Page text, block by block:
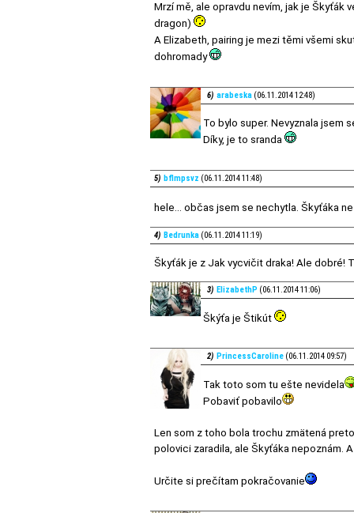
Mrzí mě, ale opravdu nevím, jak je Škyťák
dragon)
A Elizabeth, pairing je mezi těmi všemi
dohromady
6) arabeska (06.11.2014 12:48)
To bylo super. Nevyznala jsem
Díky, je to sranda
5) bflmpsvz (06.11.2014 11:48)
hele... občas jsem se nechytla. Škyťáka
4) Bedrunka (06.11.2014 11:19)
Škyťák je z Jak vycvičit draka! Ale dobré!
3) ElizabethP (06.11.2014 11:06)
Škýťa je Štikút
2) PrincessCaroline (06.11.2014 09:57)
Tak toto som tu ešte nevidela
Pobaviť pobavilo
Len som z toho bola trochu zmätená
polovici zaradila, ale Škyťáka nepoznám.
Určite si prečítam pokračovanie